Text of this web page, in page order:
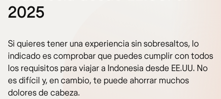
2025
Si quieres tener una experiencia sin sobresaltos, lo
indicado es comprobar que puedes cumplir con todos
los requisitos para viajar a Indonesia desde EE.UU. No
es difícil y, en cambio, te puede ahorrar muchos
dolores de cabeza.